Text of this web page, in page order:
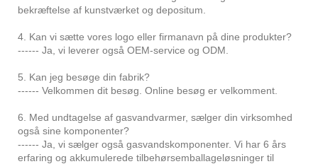
bekræftelse af kunstværket og depositum.
4. Kan vi sætte vores logo eller firmanavn på dine produkter?
------ Ja, vi leverer også OEM-service og ODM.
5. Kan jeg besøge din fabrik?
------ Velkommen dit besøg. Online besøg er velkomment.
6. Med undtagelse af gasvandvarmer, sælger din virksomhed
også sine komponenter?
------ Ja, vi sælger også gasvandskomponenter. Vi har 6 års
erfaring og akkumulerede tilbehørsemballageløsninger til